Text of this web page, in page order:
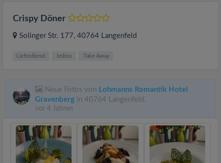
Crispy Döner
Solinger Str. 177, 40764 Langenfeld
Lieferdienst Imbiss Take Away
Neue Fotos von Lohmanns Romantik Hotel
Gravenberg in 40764 Langenfeld.
vor 4 Jahren